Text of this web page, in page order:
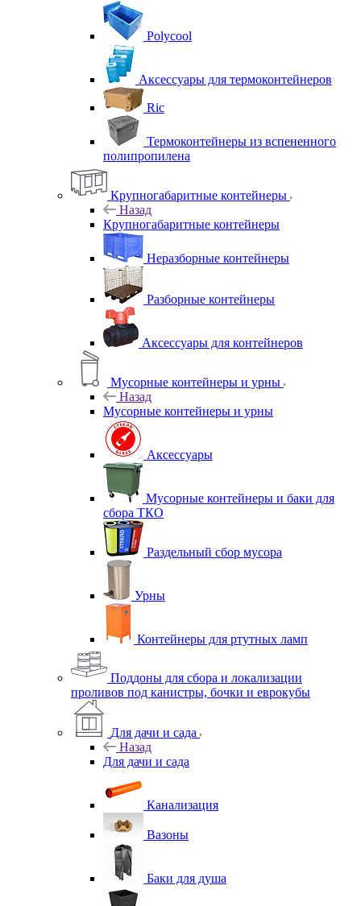
Polycool
Аксессуары для термоконтейнеров
Ric
Термоконтейнеры из вспененного
полипропилена
Крупногабаритные контейнеры
Назад
Крупногабаритные контейнеры
Неразборные контейнеры
Разборные контейнеры
Аксессуары для контейнеров
Мусорные контейнеры и урны
Назад
Мусорные контейнеры и урны
Аксессуары
Мусорные контейнеры и баки для
сбора ТКО
Раздельный сбор мусора
Урны
Контейнеры для ртутных ламп
Поддоны для сбора и локализации
проливов под канистры, бочки и еврокубы
Для дачи и сада
Назад
Для дачи и сада
Канализация
Вазоны
Баки для душа